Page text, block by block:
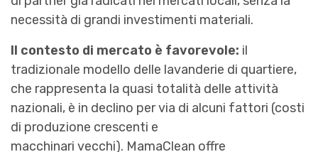
necessità di grandi investimenti materiali.
Il contesto di mercato è favorevole: il
tradizionale modello delle lavanderie di quartiere,
che rappresenta la quasi totalità delle attività
nazionali, è in declino per via di alcuni fattori (costi
di produzione crescenti e
macchinari vecchi). MamaClean offre